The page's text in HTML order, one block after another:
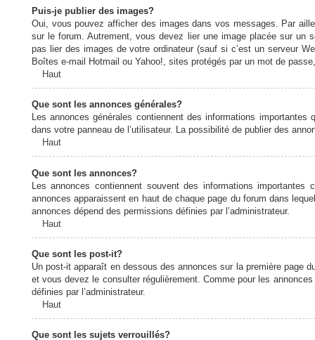
Puis-je publier des images?
Oui, vous pouvez afficher des images dans vos messages. Par
sur le forum. Autrement, vous devez lier une image placée sur un
pas lier des images de votre ordinateur (sauf si c’est un serveur
Boîtes e-mail Hotmail ou Yahoo!, sites protégés par un mot de
Haut
Que sont les annonces générales?
Les annonces générales contiennent des informations
dans votre panneau de l’utilisateur. La possibilité de publier des
Haut
Que sont les annonces?
Les annonces contiennent souvent des informations
annonces apparaissent en haut de chaque page du forum dans
annonces dépend des permissions définies par l’administrateur.
Haut
Que sont les post-it?
Un post-it apparaît en dessous des annonces sur la première page
et vous devez le consulter régulièrement. Comme pour les
définies par l’administrateur.
Haut
Que sont les sujets verrouillés?